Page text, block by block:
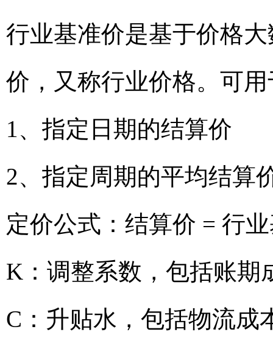
行业基准价是基于价格
价，又称行业价格。可
1、指定日期的结算价
2、指定周期的平均结算
定价公式：结算价 = 行
K：调整系数，包括账期
C：升贴水，包括物流成